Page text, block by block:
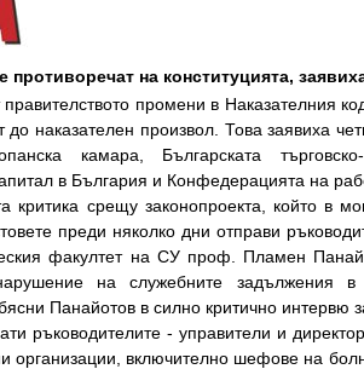
противоречат на конституцията,
промени в Наказателния
до наказателен произвол. Това заявиха
камара, Българската
в България и Конфедерацията на
критика срещу законопроекта, който в
преди няколко дни отправи
факултет на СУ проф. Пламен
на служебните задължения
Панайотов в силно критично интервю
ръководителите - управители и
организации, включително шефове на